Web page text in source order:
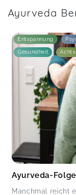
Ayurveda
Entspannung
Gesundheit
Ayurveda-
Manchmal reicht